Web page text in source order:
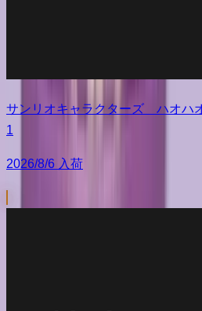
サンリオキャラクターズ ハオハ
1
2026/8/6 入荷